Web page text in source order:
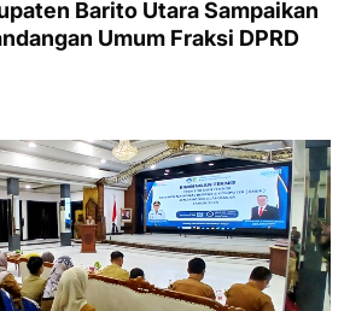
Barito Utara Sampaikan
Umum Fraksi DPRD